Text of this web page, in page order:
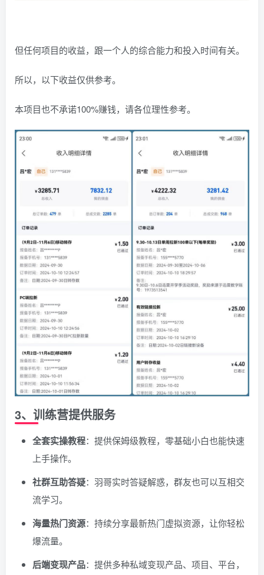
但任何项目的收益，跟一个人的综合能力和投入时间有关。
所以，以下收益仅供参考。
本项目也不承诺100%赚钱，请各位理性参考。
3、训练营提供服务
全套实操教程：提供保姆级教程，零基础小白也能快速
上手操作。
社群互助答疑：羽哥实时答疑解惑，群友也可以互相交
流学习。
海量热门资源：持续分享最新热门虚拟资源，让你轻松
爆流量。
后端变现产品：提供多种私域变现产品、项目、平台，